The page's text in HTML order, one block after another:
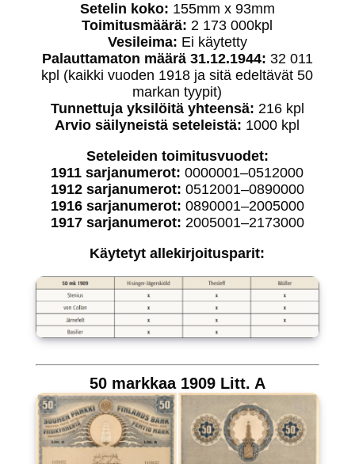
Setelin koko: 155mm x 93mm
Toimitusmäärä: 2 173 000kpl
Vesileima: Ei käytetty
Palauttamaton määrä 31.12.1944: 32 011
kpl (kaikki vuoden 1918 ja sitä edeltävät 50
markan tyypit)
Tunnettuja yksilöitä yhteensä: 216 kpl
Arvio säilyneistä seteleistä: 1000 kpl
Seteleiden toimitusvuodet:
1911 sarjanumerot: 0000001–0512000
1912 sarjanumerot: 0512001–0890000
1916 sarjanumerot: 0890001–2005000
1917 sarjanumerot: 2005001–2173000
Käytetyt allekirjoitusparit:
50 markkaa 1909 Litt. A